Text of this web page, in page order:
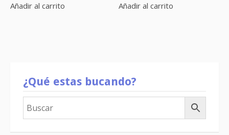
Añadir al carrito Añadir al carrito
¿Qué estas bucando?